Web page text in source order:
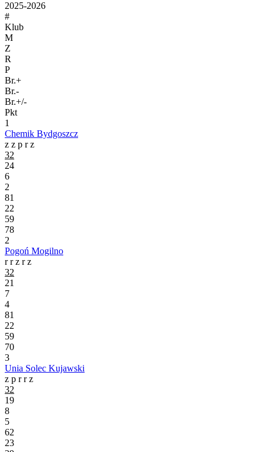
2025-2026
#
Klub
M
Z
R
P
Br.+
Br.-
Br.+/-
Pkt
1
Chemik Bydgoszcz
z z p rz
32
24
6
2
81
22
59
78
2
Pogoń Mogilno
rrz rz
32
21
7
4
81
22
59
70
3
Unia Solec Kujawski
z p rrz
32
19
8
5
62
23